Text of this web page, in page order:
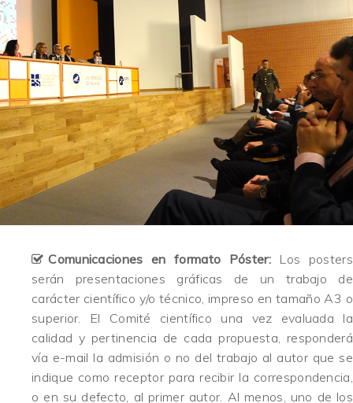
Comunicaciones en formato Póster: Los posters
serán presentaciones gráficas de un trabajo de
carácter científico y/o técnico, impreso en tamaño A3 o
superior. El Comité científico una vez evaluada la
calidad y pertinencia de cada propuesta, responderá
vía e-mail la admisión o no del trabajo al autor que se
indique como receptor para recibir la correspondencia,
o en su defecto, al primer autor. Al menos, uno de los